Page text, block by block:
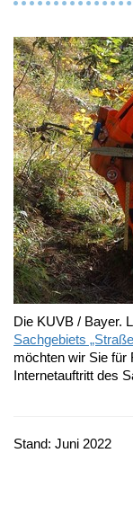
Die KUVB / Bayer.
Sachgebiets
möchten wir Sie für
Internetauftritt des
Stand: Juni 2022